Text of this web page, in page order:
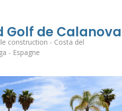
Golf de Calanova
construction - Costa del
- Espagne